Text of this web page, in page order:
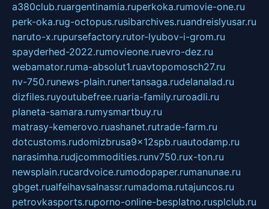
a380club.ruargentinamia.ruperkoka.rumovie-one.ru
perk-oka.rug-octopus.rusibarchives.ruandreislyusar.ru
naruto-x.rupursefactory.rutor-lyubov-i-grom.ru
spayderhed-2022.rumovieone.ruevro-dez.ru
webamator.ruma-absolut1.ruavtopomosch27.ru
nv-750.runews-plain.runertansaga.rudelanalad.ru
dizfiles.ruyoutubefree.ruaria-family.ruroadli.ru
planeta-samara.rumysmartbuy.ru
matrasy-kemerovo.ruashanet.rutrade-farm.ru
dotcustoms.rudomizbrusa9x12spb.ruautodamp.ru
narasimha.rudjcommodities.runv750.rux-ton.ru
newsplain.rucardvoice.rumodopaper.rumanunae.ru
gbget.rualfeihavsalnassr.rumadoma.rutajuncos.ru
petrovkasports.ruporno-online-besplatno.rusplclub.ru